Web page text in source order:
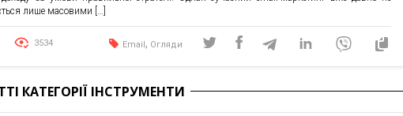
лише масовими […]
3534 Email, Огляди
КАТЕГОРІЇ ІНСТРУМЕНТИ